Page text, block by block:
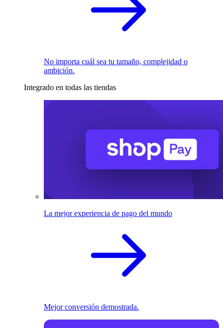
No importa cuál sea tu tamaño, complejidad o
ambición.
Integrado en todas las tiendas
La mejor experiencia de pago del mundo
Mejor conversión demostrada.